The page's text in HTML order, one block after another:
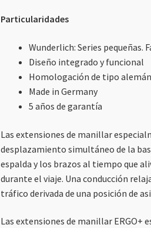
Particularidades
Wunderlich: Series pequeñas.
Diseño integrado y funcional
Homologación de tipo
Made in Germany
5 años de garantía
Las extensiones de manillar
desplazamiento simultáneo de la
espalda y los brazos al tiempo que
durante el viaje. Una conducción
tráfico derivada de una posición de
Las extensiones de manillar